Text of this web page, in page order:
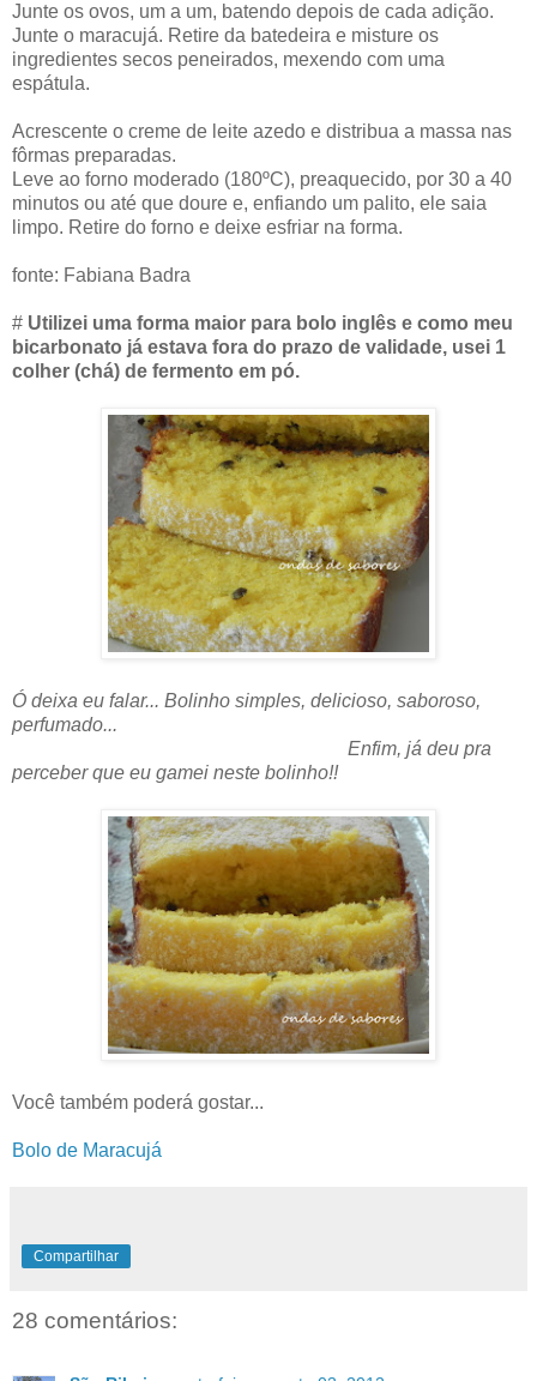
Junte os ovos, um a um, batendo depois de cada adição.
Junte o maracujá. Retire da batedeira e misture os
ingredientes secos peneirados, mexendo com uma
espátula.
Acrescente o creme de leite azedo e distribua a massa nas
fôrmas preparadas.
Leve ao forno moderado (180ºC), preaquecido, por 30 a 40
minutos ou até que doure e, enfiando um palito, ele saia
limpo. Retire do forno e deixe esfriar na forma.
fonte: Fabiana Badra
# Utilizei uma forma maior para bolo inglês e como meu
bicarbonato já estava fora do prazo de validade, usei 1
colher (chá) de fermento em pó.
Ó deixa eu falar... Bolinho simples, delicioso, saboroso,
perfumado...
Enfim, já deu pra
perceber que eu gamei neste bolinho!!
Você também poderá gostar...
Bolo de Maracujá
Compartilhar
28 comentários: